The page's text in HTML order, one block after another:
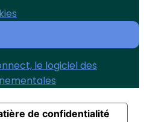
le logiciel des
de confidentialité